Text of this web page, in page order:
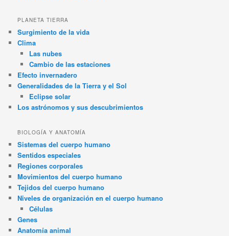
PLANETA TIERRA
Surgimiento de la vida
Clima
Las nubes
Cambio de las estaciones
Efecto invernadero
Generalidades de la Tierra y el Sol
Eclipse solar
Los astrónomos y sus descubrimientos
BIOLOGÍA Y ANATOMÍA
Sistemas del cuerpo humano
Sentidos especiales
Regiones corporales
Movimientos del cuerpo humano
Tejidos del cuerpo humano
Niveles de organización en el cuerpo humano
Células
Genes
Anatomía animal